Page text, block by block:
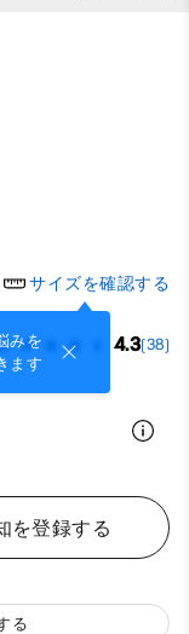
サイズを確認する
みを
ます
4.3(38)
を登録する
る